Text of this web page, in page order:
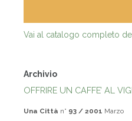
Vai al catalogo completo
Archivio
OFFRIRE UN CAFFE’ AL
Una Città n° 93 / 2001 Marzo